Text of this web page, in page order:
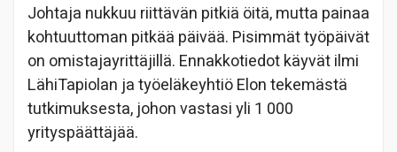
Johtaja nukkuu riittävän pitkiä öitä, mutta painaa
kohtuuttoman pitkää päivää. Pisimmät työpäivät
on omistajayrittäjillä. Ennakkotiedot käyvät ilmi
LähiTapiolan ja työeläkeyhtiö Elon tekemästä
tutkimuksesta, johon vastasi yli 1 000
yrityspäättäjää.